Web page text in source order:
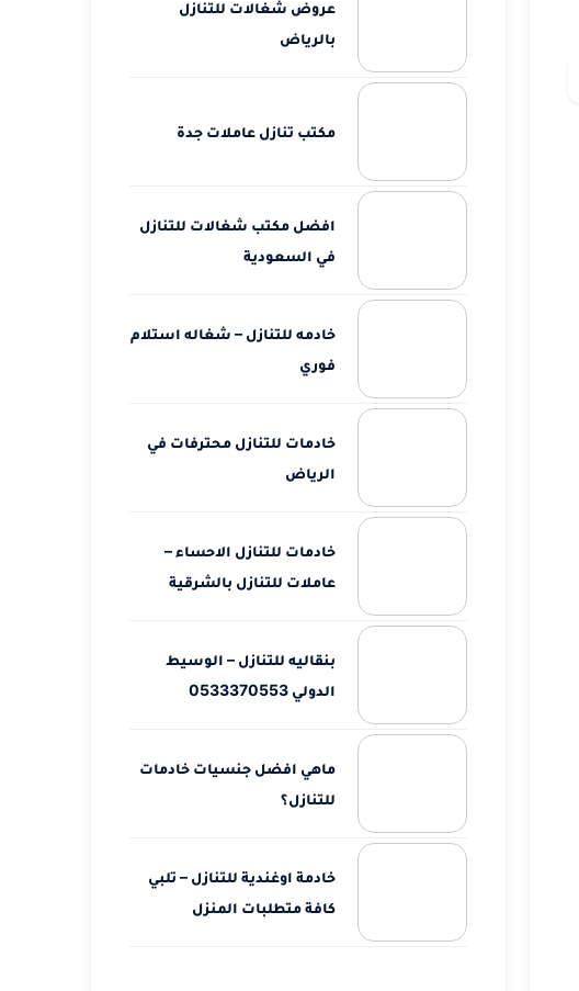
عروض شغالات للتنازل
بالرياض
مكتب تنازل عاملات جدة
افضل مكتب شغالات للتنازل
في السعودية
خادمه للتنازل – شغاله استلام
فوري
خادمات للتنازل محترفات في
الرياض
خادمات للتنازل الاحساء –
عاملات للتنازل بالشرقية
بنقاليه للتنازل – الوسيط
الدولي 0533370553
ماهي افضل جنسيات خادمات
للتنازل؟
خادمة اوغندية للتنازل – تلبي
كافة متطلبات المنزل